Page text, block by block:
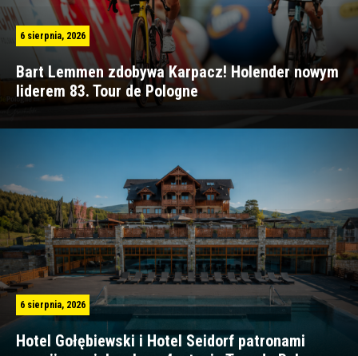
6 sierpnia, 2026
Bart Lemmen zdobywa Karpacz! Holender nowym
liderem 83. Tour de Pologne
6 sierpnia, 2026
Hotel Gołębiewski i Hotel Seidorf patronami